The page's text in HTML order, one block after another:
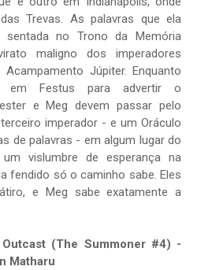
Trevas. As palavras que ela
sentada no Trono da Memória
maligno dos imperadores
Júpiter. Enquanto
em Festus para advertir o
e Meg devem passar pelo
imperador - e um Oráculo
de palavras - em algum lugar do
vislumbre de esperança na
fendido só o caminho sabe. Eles
e Meg sabe exatamente a
(The Summoner #4) -
Matharu